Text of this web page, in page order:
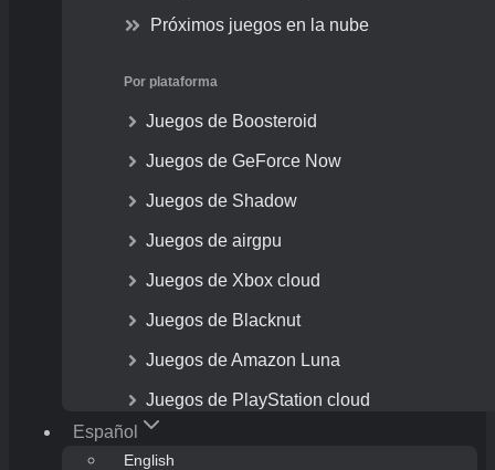
Próximos juegos en la nube
Por plataforma
Juegos de Boosteroid
Juegos de GeForce Now
Juegos de Shadow
Juegos de airgpu
Juegos de Xbox cloud
Juegos de Blacknut
Juegos de Amazon Luna
Juegos de PlayStation cloud
Español
English